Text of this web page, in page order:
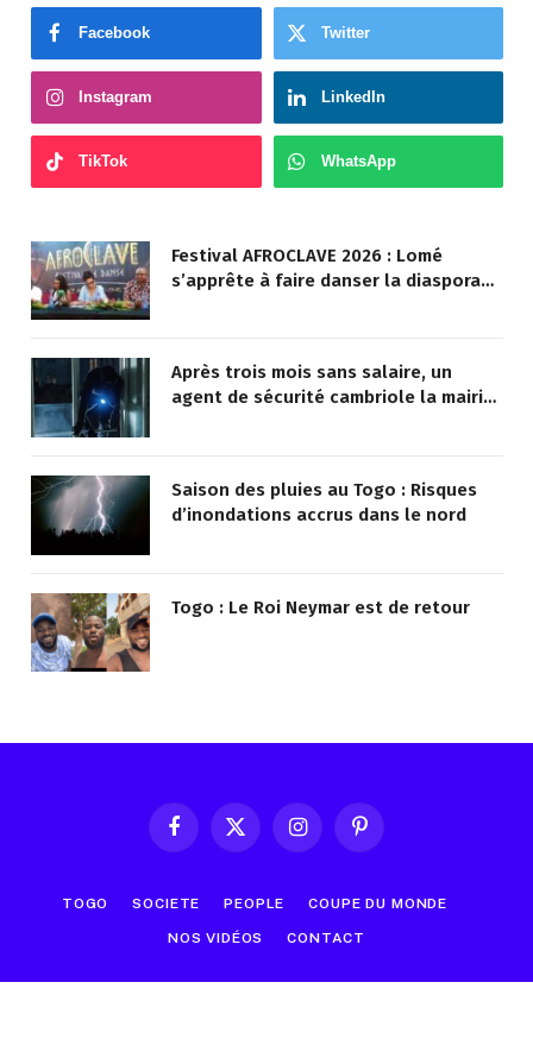
Facebook Twitter
Instagram LinkedIn
TikTok WhatsApp
Festival AFROCLAVE 2026 : Lomé
s’apprête à faire danser la diaspora
Après trois mois sans salaire, un
agent de sécurité cambriole la mairie
Saison des pluies au Togo : Risques
d’inondations accrus dans le nord
Togo : Le Roi Neymar est de retour
FacebookX
InstagramPinterest
TOGO SOCIETE PEOPLE COUPE DU MONDE
NOS VIDÉOS CONTACT